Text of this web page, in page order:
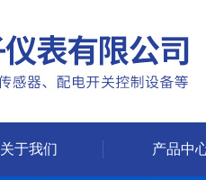
关于我们 产品中